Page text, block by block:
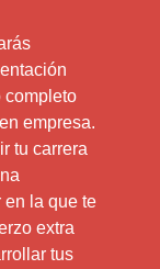
completo
empresa.
tu carrera
en la que te
extra
tus